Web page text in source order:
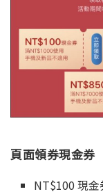
頁面領券現金券
NT$100 現金